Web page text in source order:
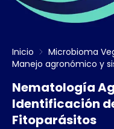
Inicio
Microbioma
Manejo agronómico y
Nematología
Identificación
Fitoparásitos